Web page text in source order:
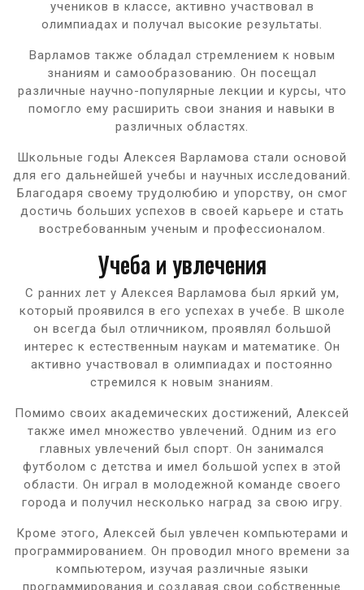
учеников в классе, активно участвовал в
олимпиадах и получал высокие результаты.
Варламов также обладал стремлением к новым
знаниям и самообразованию. Он посещал
различные научно-популярные лекции и курсы, что
помогло ему расширить свои знания и навыки в
различных областях.
Школьные годы Алексея Варламова стали основой
для его дальнейшей учебы и научных исследований.
Благодаря своему трудолюбию и упорству, он смог
достичь больших успехов в своей карьере и стать
востребованным ученым и профессионалом.
Учеба и увлечения
С ранних лет у Алексея Варламова был яркий ум,
который проявился в его успехах в учебе. В школе
он всегда был отличником, проявлял большой
интерес к естественным наукам и математике. Он
активно участвовал в олимпиадах и постоянно
стремился к новым знаниям.
Помимо своих академических достижений, Алексей
также имел множество увлечений. Одним из его
главных увлечений был спорт. Он занимался
футболом с детства и имел большой успех в этой
области. Он играл в молодежной команде своего
города и получил несколько наград за свою игру.
Кроме этого, Алексей был увлечен компьютерами и
программированием. Он проводил много времени за
компьютером, изучая различные языки
программирования и создавая свои собственные